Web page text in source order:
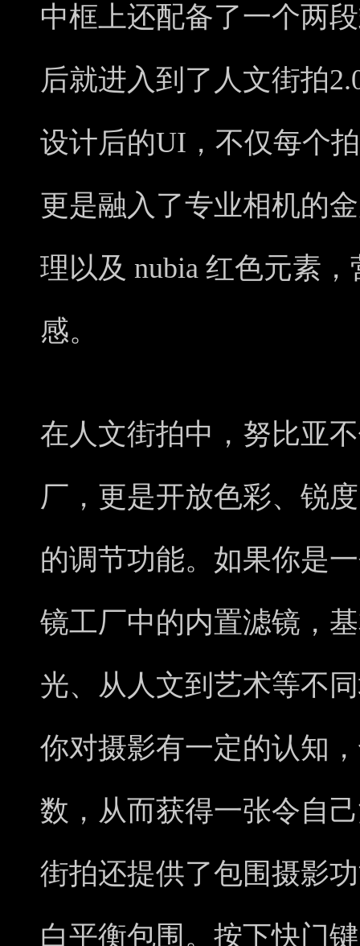
中框上还配备了一个两
后就进入到了人文街拍
设计后的UI，不仅每个
更是融入了专业相机的
理以及 nubia 红色元素
感。
在人文街拍中，努比亚
厂，更是开放色彩、锐
的调节功能。如果你是
镜工厂中的内置滤镜，
光、从人文到艺术等不
你对摄影有一定的认知
数，从而获得一张令自
街拍还提供了包围摄影
白平衡包围。按下快门